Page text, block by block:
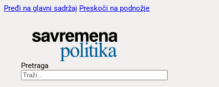
Pređi na glavni sadržaj Preskoči na podnožje
Pretraga